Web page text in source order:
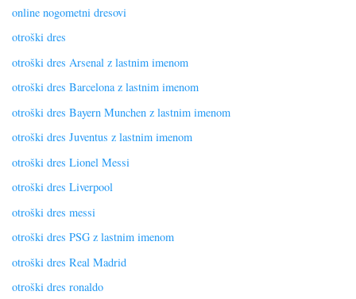
online nogometni dresovi
otroški dres
otroški dres Arsenal z lastnim imenom
otroški dres Barcelona z lastnim imenom
otroški dres Bayern Munchen z lastnim imenom
otroški dres Juventus z lastnim imenom
otroški dres Lionel Messi
otroški dres Liverpool
otroški dres messi
otroški dres PSG z lastnim imenom
otroški dres Real Madrid
otroški dres ronaldo